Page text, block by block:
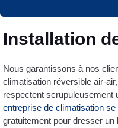
Installation
Nous garantissons à nos
climatisation réversible air-
respectent scrupuleusement
entreprise de climatisation
gratuitement pour dresser